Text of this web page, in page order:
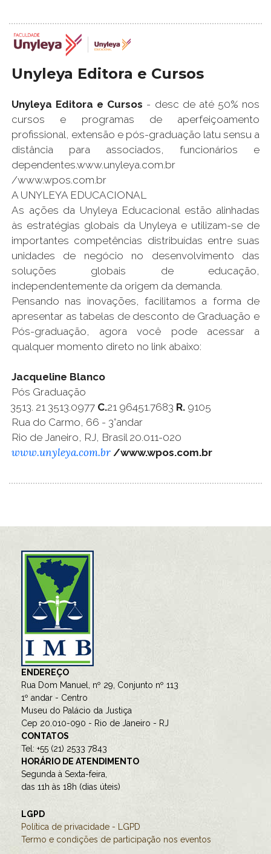
Unyleya Editora e Cursos
Unyleya Editora e Cursos - desc de até 50% nos
cursos e programas de aperfeiçoamento
profissional, extensão e pós-graduação latu sensu a
distância para associados, funcionários e
dependentes.www.unyleya.com.br
/www.wpos.com.br
A UNYLEYA EDUCACIONAL
As ações da Unyleya Educacional estão alinhadas
às estratégias globais da Unyleya e utilizam-se de
importantes competências distribuídas entre suas
unidades de negócio no desenvolvimento das
soluções globais de educação,
independentemente da origem da demanda.
Pensando nas inovações, facilitamos a forma de
apresentar as tabelas de desconto de Graduação e
Pós-graduação, agora você pode acessar a
qualquer momento direto no link abaixo:
Jacqueline Blanco
Pós Graduação
21 3513.0977 C.21 96451.7683 R. 9105
Rua do Carmo, 66 - 3°andar
Rio de Janeiro, RJ, Brasil 20.011-020
www.unyleya.com.br /www.wpos.com.br
ENDEREÇO
Rua Dom Manuel, nº 29, Conjunto nº 113
1º andar - Centro
Museu do Palácio da Justiça
Cep 20.010-090 - Rio de Janeiro - RJ
CONTATOS
Tel: +55 (21) 2533 7843
HORÁRIO DE ATENDIMENTO
Segunda à Sexta-feira,
das 11h às 18h (dias úteis)
LGPD
Política de privacidade - LGPD
Termo e condições de participação nos eventos